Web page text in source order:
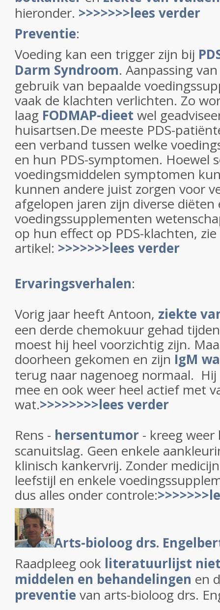
hieronder. >>>>>>>lees verder
Preventie:
Voeding kan een trigger zijn bij
Darm Syndroom. Aanpassing
gebruik van bepaalde
vaak de klachten verlichten. Zo
laag FODMAP-dieet wel
huisartsen.De meeste PDS-
een verband tussen welke
en hun PDS-symptomen. Hoewel
voedingsmiddelen symptomen
kunnen andere juist zorgen voor
afgelopen jaren zijn diverse diëten
voedingssupplementen
op hun effect op PDS-klachten,
artikel: >>>>>>>lees verder
Ervaringsverhalen:
Vorig jaar heeft Antoon, ziekte
een derde chemokuur gehad
moest hij heel voorzichtig zijn.
doorheen gekomen en zijn IgM
terug naar nagenoeg normaal. Hij
mee en ook weer heel actief met
wat.>>>>>>>>lees verder
Rens - hersentumor - kreeg weer
scanuitslag. Geen enkele
klinisch kankervrij. Zonder
leefstijl en enkele
dus alles onder controle:
Arts-bioloog drs.
Raadpleeg ook literatuurlijst
middelen en behandelingen en
preventie van arts-bioloog drs.